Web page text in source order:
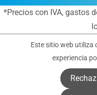
*Precios con IVA, gastos
Este sitio web utiliza
experiencia